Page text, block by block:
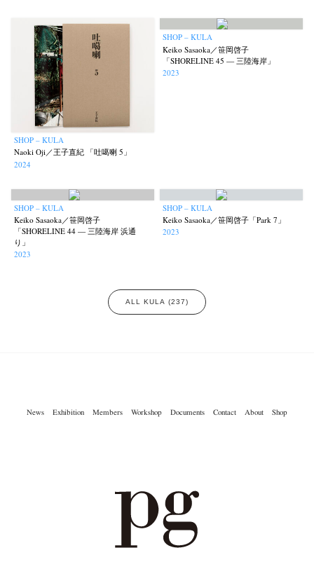
SHOP – KULA
Naoki Oji／王子直紀 「吐噶喇 5」
2024
SHOP – KULA
Keiko Sasaoka／笹岡啓子
「SHORELINE 45 — 三陸海岸」
2023
SHOP – KULA
Keiko Sasaoka／笹岡啓子
「SHORELINE 44 — 三陸海岸 浜通
り」
2023
SHOP – KULA
Keiko Sasaoka／笹岡啓子「Park 7」
2023
ALL KULA (237)
News Exhibition Members Workshop Documents Contact About Shop